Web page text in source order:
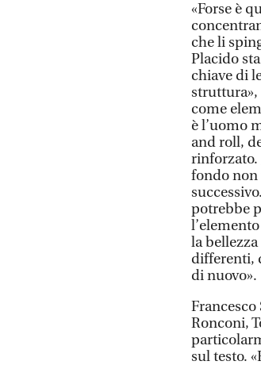
«Forse è
che li
Placido
chiave di
struttura»,
come
è l’uomo
and roll,
rinforzato.
fondo non
potrebbe
la
differenti,
di nuovo».
Ronconi,
sul testo.